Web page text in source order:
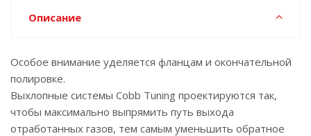
Описание
Особое внимание уделяется фланцам и окончательной
полировке.
Выхлопные системы Cobb Tuning проектируются так,
чтобы максимально выпрямить путь выхода
отработанных газов, тем самым уменьшить обратное